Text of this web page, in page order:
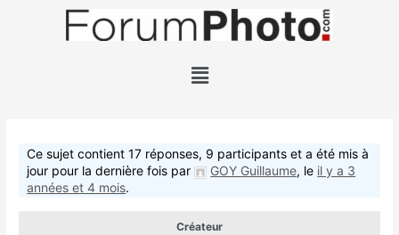
Ce sujet contient 17 réponses, 9 participants et a été mis à
jour pour la dernière fois par
GOY Guillaume, le il y a 3
années et 4 mois.
Créateur